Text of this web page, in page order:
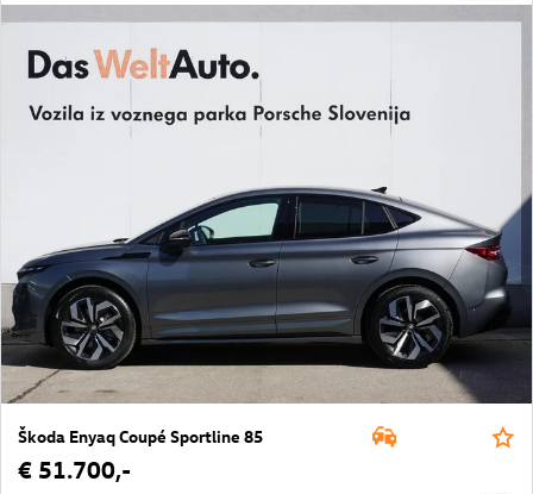
Škoda Enyaq Coupé Sportline 85
€ 51.700,-